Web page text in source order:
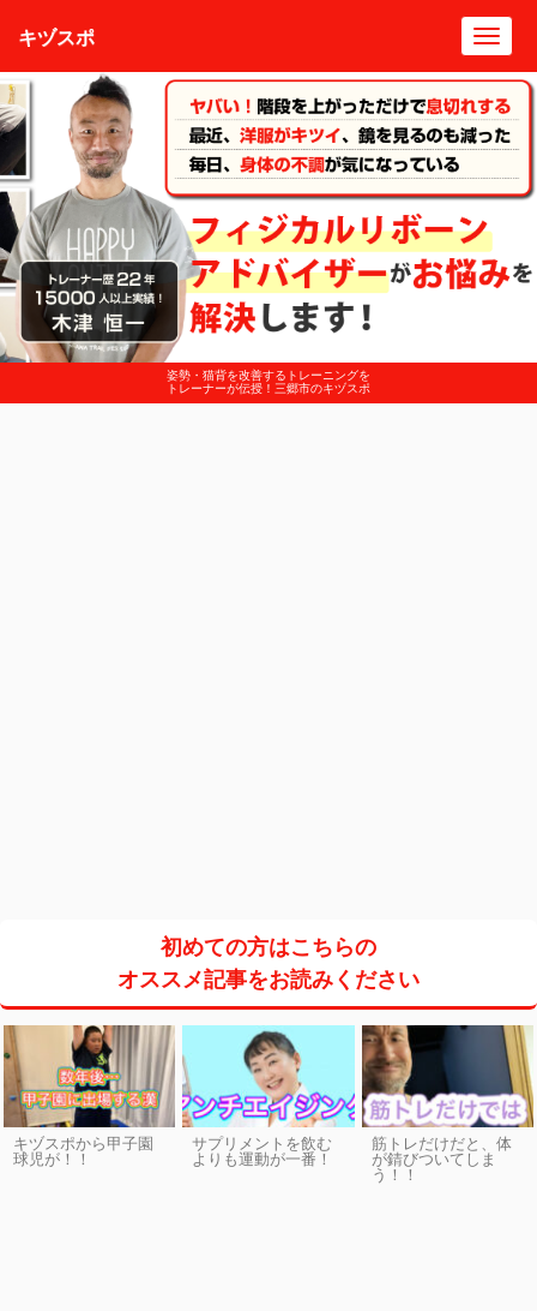
姿勢・猫背を改善するトレーニングを
トレーナーが伝授！三郷市のキヅスポ
キヅスポ
初めての方はこちらの
オススメ記事をお読みください
キヅスポから甲子園
球児が！！
サプリメントを飲む
よりも運動が一番！
筋トレだけだと、体
が錆びついてしま
う！！